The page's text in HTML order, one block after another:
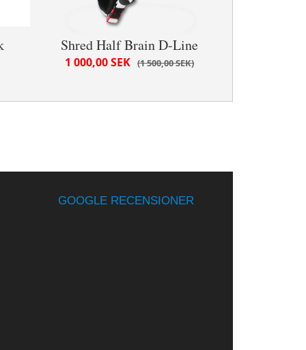
Shred Half Brain D-Line
1 500,00 SEK
1 000,00 SEK
GOOGLE RECENSIONER